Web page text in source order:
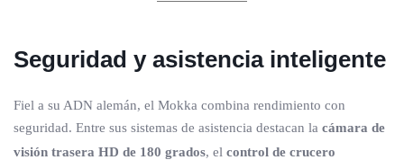
Seguridad y asistencia inteligente
Fiel a su ADN alemán, el Mokka combina rendimiento con
seguridad. Entre sus sistemas de asistencia destacan la cámara de
visión trasera HD de 180 grados, el control de crucero